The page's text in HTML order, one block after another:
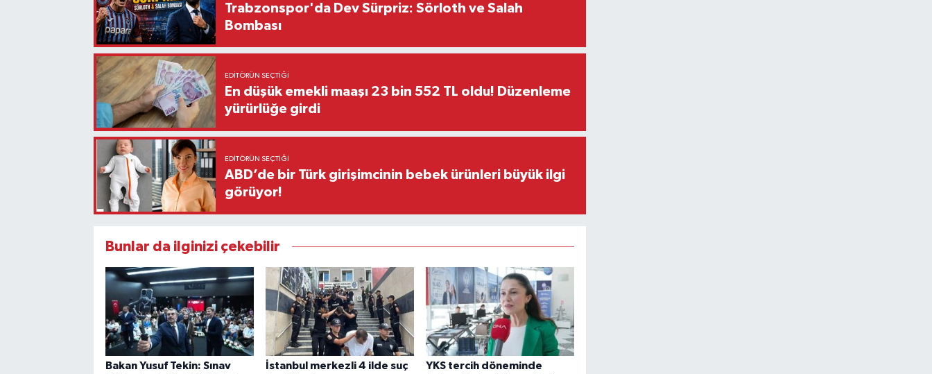
Trabzonspor'da Dev Sürpriz: Sörloth ve Salah
Bombası
EDITÖRÜN SEÇTIĞI
En düşük emekli maaşı 23 bin 552 TL oldu! Düzenleme
yürürlüğe girdi
EDITÖRÜN SEÇTIĞI
ABD’de bir Türk girişimcinin bebek ürünleri büyük ilgi
görüyor!
Bunlar da ilginizi çekebilir
Bakan Yusuf Tekin: Sınav
İstanbul merkezli 4 ilde suç
YKS tercih döneminde